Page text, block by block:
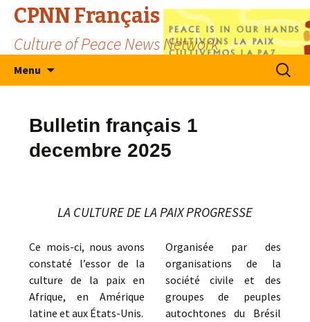
CPNN Français
Culture of Peace News Network
Menu
Search
for:
Bulletin français 1
decembre 2025
LA CULTURE DE LA PAIX PROGRESSE
Ce mois-ci, nous avons
constaté l’essor de la
culture de la paix en
Afrique, en Amérique
latine et aux États-Unis.
Organisée par des
organisations de la
société civile et des
groupes de peuples
autochtones du Brésil